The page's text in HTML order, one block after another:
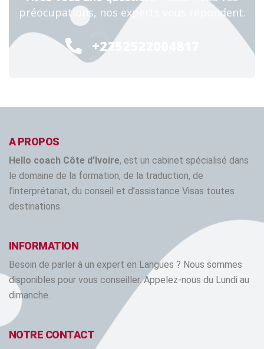
préocupations, nos experts vous répondent.
+2252522004817
24/7
A PROPOS
Hello coach Côte d’Ivoire, est un cabinet spécialisé dans
le domaine de la formation, de la traduction, de
l’interprétariat, du conseil et d’assistance Visas toutes
destinations.
INFORMATION
Besoin de parler à un expert en Langues ? Nous sommes
disponibles pour vous conseiller. Appelez-nous du Lundi au
dimanche.
NOTRE CONTACT